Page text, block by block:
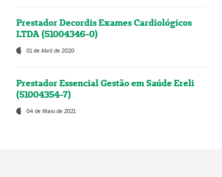
Prestador Decordis Exames Cardiológicos
LTDA (51004346-0)
01 de Abril de 2020
Prestador Essencial Gestão em Saúde Ereli
(51004354-7)
04 de Maio de 2021